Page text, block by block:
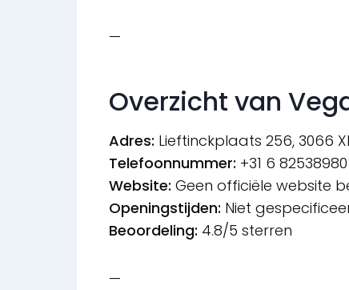
—
Overzicht van
Adres: Lieftinckplaats 256, 3066
Telefoonnummer: +31 6 82538980
Website: Geen officiële website
Openingstijden: Niet
Beoordeling: 4.8/5 sterren
—